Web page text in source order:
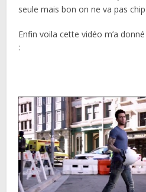
seule mais bon on ne va pas
Enfin voila cette vidéo m’a
: